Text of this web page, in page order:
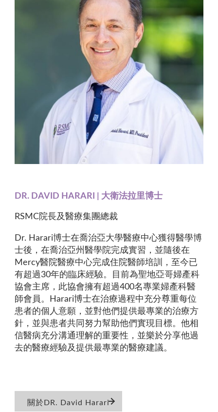
DR. DAVID HARARI | 大衛法拉里博士
RSMC院長及醫療集團總裁
Dr. Harari博士在喬治亞大學醫療中心獲得醫學博
士後，在喬治亞州醫學院完成實習，並隨後在
Mercy醫院醫療中心完成住院醫師培訓，至今已
有超過30年的臨床經驗。目前為聖地亞哥婦產科
協會主席，此協會擁有超過400名專業婦產科醫
師會員。Harari博士在治療過程中充分尊重每位
患者的個人意願，並對他們提供最專業的治療方
針，並與患者共同努力幫助他們實現目標。他相
信醫病充分溝通理解的重要性，並樂於分享他過
去的醫療經驗及提供最專業的醫療建議。
關於DR. David Harari